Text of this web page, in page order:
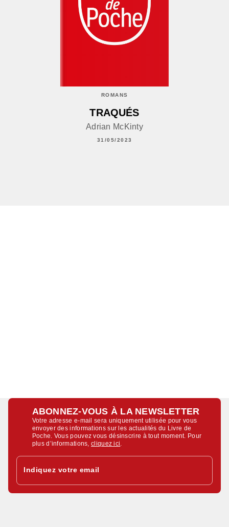
ROMANS
TRAQUÉS
Adrian McKinty
31/05/2023
ABONNEZ-VOUS À LA NEWSLETTER
Votre adresse e-mail sera uniquement utilisée pour vous
envoyer des informations sur les actualités du Livre de
Poche. Vous pouvez vous désinscrire à tout moment. Pour
plus d’informations,cliquez ici
Indiquez votre email